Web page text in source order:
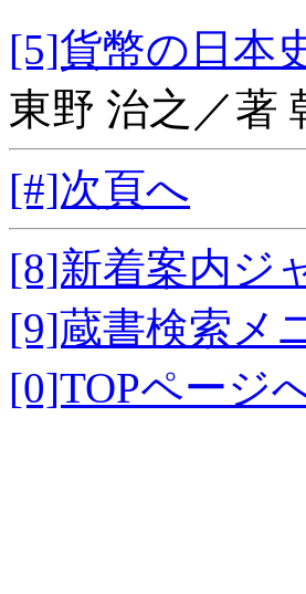
[5]貨幣の日本
東野 治之／著
[#]次頁へ
[8]新着案内ジ
[9]蔵書検索メ
[0]TOPページ